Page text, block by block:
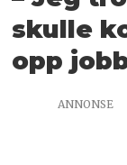
skulle
opp
ANNONSE